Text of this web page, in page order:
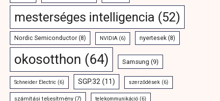
mesterséges intelligencia (52)
Nordic Semiconductor (8) NVIDIA (6) nyertesek (8)
okosotthon (64) Samsung (9)
Schneider Electric (6) SGP.32 (11) szerződések (6)
számítási teljesítmény(7) telekommunikáció (6)